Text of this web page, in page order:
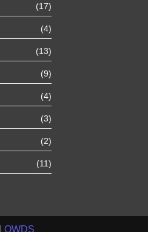
(17)
(4)
(13)
(9)
(4)
(3)
(2)
(11)
OWDS